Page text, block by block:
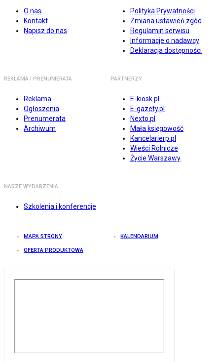
O nas
Kontakt
Napisz do nas
Polityka Prywatności
Zmiana ustawień zgód
Regulamin serwisu
Informacje o nadawcy
Deklaracja dostępności
REKLAMA I PRENUMERATA
Reklama
Ogłoszenia
Prenumerata
Archiwum
PARTNERZY
E-kiosk.pl
E-gazety.pl
Nexto.pl
Mała księgowość
Kancelarierp.pl
Wieści Rolnicze
Życie Warszawy
NASZE WYDARZENIA
Szkolenia i konferencje
MAPA STRONY KALENDARIUM
OFERTA PRODUKTOWA